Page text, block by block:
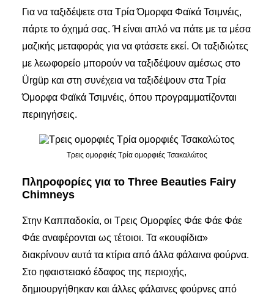
Για να ταξιδέψετε στα Τρία Όμορφα Φαϊκά Τσιμνέις,
πάρτε το όχημά σας. Ή είναι απλό να πάτε με τα μέσα
μαζικής μεταφοράς για να φτάσετε εκεί. Οι ταξιδιώτες
με λεωφορείο μπορούν να ταξιδέψουν αμέσως στο
Ürgüp και στη συνέχεια να ταξιδέψουν στα Τρία
Όμορφα Φαϊκά Τσιμνέις, όπου προγραμματίζονται
περιηγήσεις.
Τρεις ομορφιές Τρία ομορφιές Τσακαλώτος
Πληροφορίες για το Three Beauties Fairy
Chimneys
Στην Καππαδοκία, οι Τρεις Ομορφίες Φάε Φάε Φάε
Φάε αναφέρονται ως τέτοιοι. Τα «κουφίδια»
διακρίνουν αυτά τα κτίρια από άλλα φάλαινα φούρνα.
Στο ηφαιστειακό έδαφος της περιοχής,
δημιουργήθηκαν και άλλες φάλαινες φούρνες από